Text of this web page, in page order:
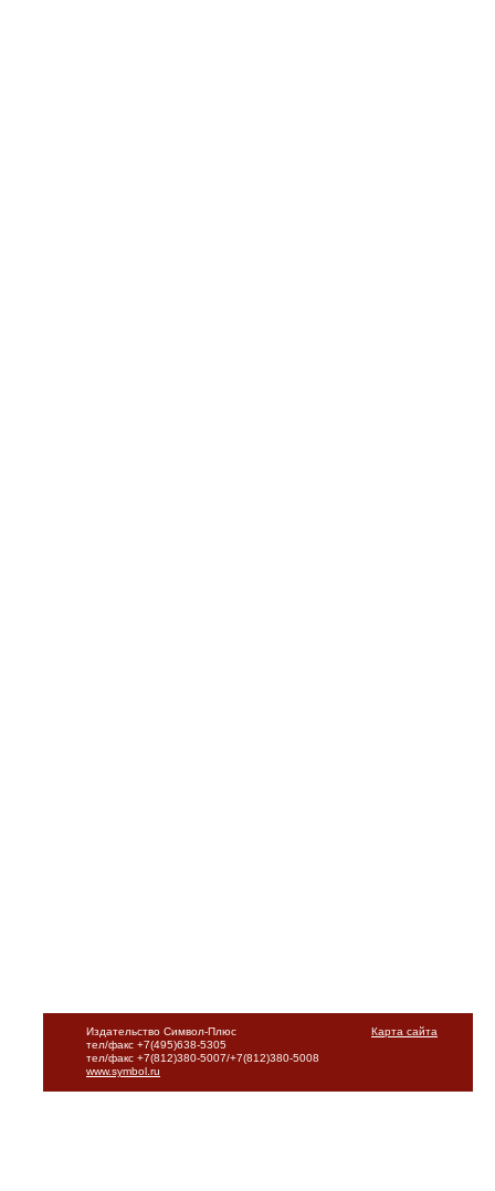
Карта сайта
Издательство Символ-Плюс
тел/факс +7(495)638-5305
тел/факс +7(812)380-5007/+7(812)380-5008
www.symbol.ru